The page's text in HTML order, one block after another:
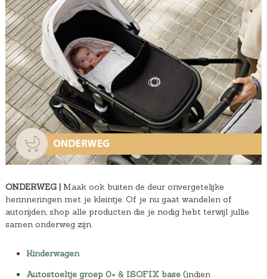
ONDERWEG |
Maak ook buiten de deur onvergetelijke
herinneringen met je kleintje. Of je nu gaat wandelen of
autorijden, shop alle producten die je nodig hebt terwijl jullie
samen onderweg zijn.
Kinderwagen
Autostoeltje groep 0+& ISOFIX base(indien